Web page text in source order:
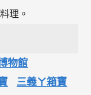
理。
物館
三義ㄚ箱寶